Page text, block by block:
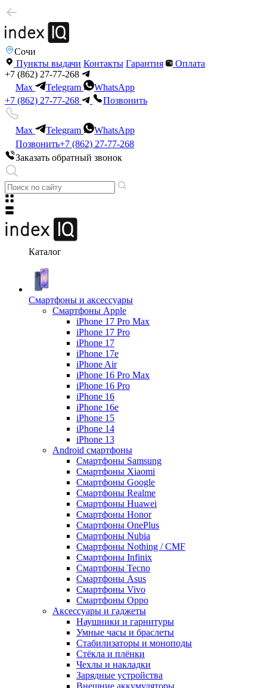
Сочи
Пункты выдачи Контакты Гарантия
Оплата
+7 (862) 27-77-268
Max
Telegram
WhatsApp
+7 (862) 27-77-268
Позвонить
Max Telegram
WhatsApp
Позвонить+7 (862) 27-77-268
Заказать обратный звонок
Каталог
Смартфоны и аксессуары
Смартфоны Apple
iPhone 17 Pro Max
iPhone 17 Pro
iPhone 17
iPhone 17e
iPhone Air
iPhone 16 Pro Max
iPhone 16 Pro
iPhone 16
iPhone 16e
iPhone 15
iPhone 14
iPhone 13
Android cмартфоны
Смартфоны Samsung
Смартфоны Xiaomi
Смартфоны Google
Смартфоны Realme
Смартфоны Huawei
Смартфоны Honor
Смартфоны OnePlus
Смартфоны Nubia
Смартфоны Nothing / CMF
Смартфоны Infinix
Смартфоны Tecno
Смартфоны Asus
Смартфоны Vivo
Смартфоны Oppo
Аксессуары и гаджеты
Наушники и гарнитуры
Умные часы и браслеты
Стабилизаторы и моноподы
Стёкла и плёнки
Чехлы и накладки
Зарядные устройства
Внешние аккумуляторы